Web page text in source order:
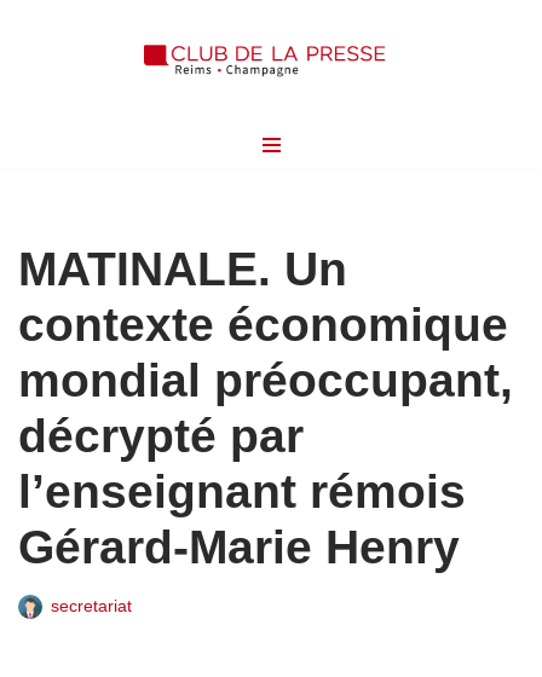
MATINALE. Un
contexte économique
mondial préoccupant,
décrypté par
l’enseignant rémois
Gérard-Marie Henry
secretariat